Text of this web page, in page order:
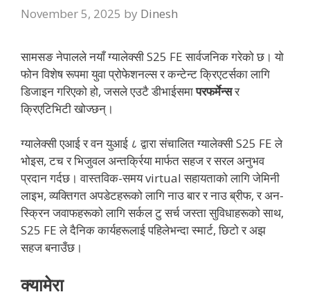
November 5, 2025 by Dinesh
सामसङ नेपालले नयाँ ग्यालेक्सी S25 FE सार्वजनिक गरेको छ। यो
फोन विशेष रूपमा युवा प्रोफेशनल्स र कन्टेन्ट क्रिएटर्सका लागि
डिजाइन गरिएको हो, जसले एउटै डीभाईसमापरफर्मेन्सर
क्रिएटिभिटी खोज्छन्।
ग्यालेक्सी एआई र वन युआई ८ द्वारा संचालित ग्यालेक्सी S25 FE ले
भोइस, टच र भिजुवल अन्तर्क्रिया मार्फत सहज र सरल अनुभव
प्रदान गर्दछ। वास्तविक-समय virtual सहायताको लागि जेमिनी
लाइभ, व्यक्तिगत अपडेटहरूको लागि नाउ बार र नाउ ब्रीफ, र अन-
स्क्रिन जवाफहरूको लागि सर्कल टु सर्च जस्ता सुविधाहरूको साथ,
S25 FE ले दैनिक कार्यहरूलाई पहिलेभन्दा स्मार्ट, छिटो र अझ
सहज बनाउँछ।
क्यामेरा